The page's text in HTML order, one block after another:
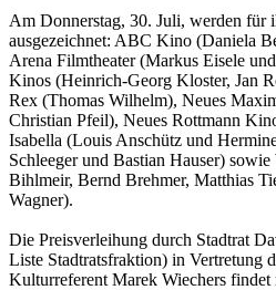
Am Donnerstag, 30. Juli, werden für
ausgezeichnet: ABC Kino (Daniela
Arena Filmtheater (Markus Eisele
Kinos (Heinrich-Georg Kloster, Jan
Rex (Thomas Wilhelm), Neues
Christian Pfeil), Neues Rottmann
Isabella (Louis Anschütz und
Schleeger und Bastian Hauser)
Bihlmeir, Bernd Brehmer, Matthias
Wagner).
Die Preisverleihung durch Stadtrat
Liste Stadtratsfraktion) in Vertretung
Kulturreferent Marek Wiechers findet